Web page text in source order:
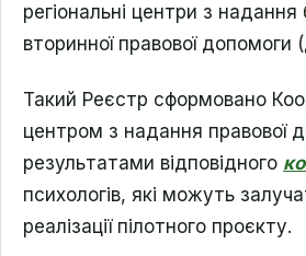
регіональні центри з надання
вторинної правової допомоги
Такий Реєстр сформовано
центром з надання правової
результатами відповідного
психологів, які можуть
реалізації пілотного проєкту.